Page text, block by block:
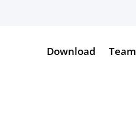
Download Team